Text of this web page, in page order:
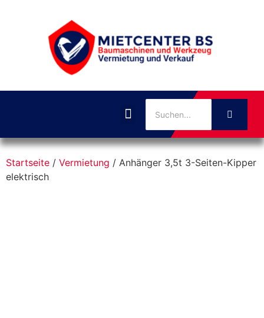
Startseite / Vermietung / Anhänger 3,5t 3-Seiten-Kipper
elektrisch